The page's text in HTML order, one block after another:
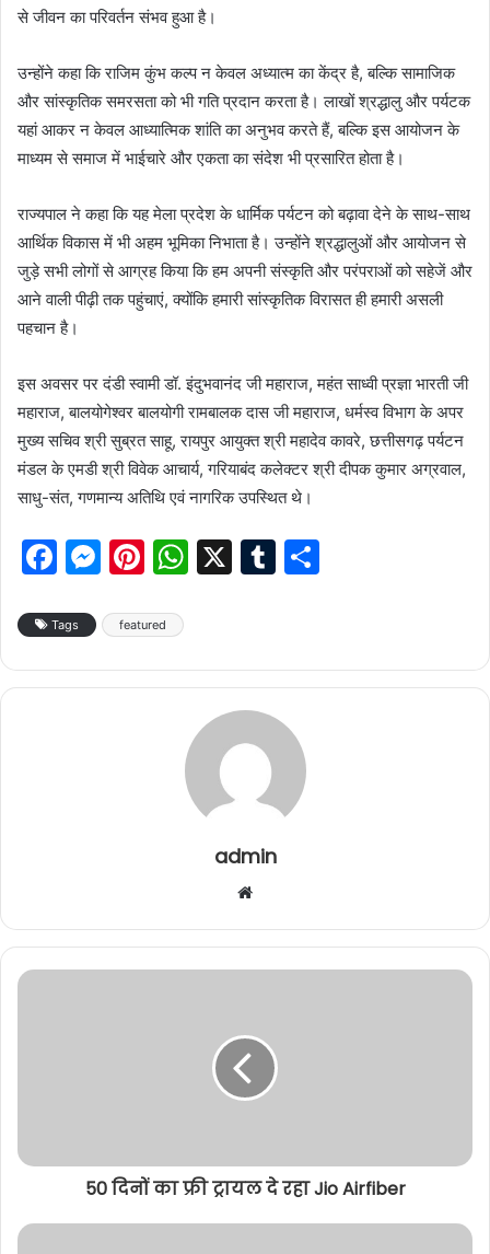
से जीवन का परिवर्तन संभव हुआ है।
उन्होंने कहा कि राजिम कुंभ कल्प न केवल अध्यात्म का केंद्र है, बल्कि सामाजिक
और सांस्कृतिक समरसता को भी गति प्रदान करता है। लाखों श्रद्धालु और पर्यटक
यहां आकर न केवल आध्यात्मिक शांति का अनुभव करते हैं, बल्कि इस आयोजन के
माध्यम से समाज में भाईचारे और एकता का संदेश भी प्रसारित होता है।
राज्यपाल ने कहा कि यह मेला प्रदेश के धार्मिक पर्यटन को बढ़ावा देने के साथ-साथ
आर्थिक विकास में भी अहम भूमिका निभाता है। उन्होंने श्रद्धालुओं और आयोजन से
जुड़े सभी लोगों से आग्रह किया कि हम अपनी संस्कृति और परंपराओं को सहेजें और
आने वाली पीढ़ी तक पहुंचाएं, क्योंकि हमारी सांस्कृतिक विरासत ही हमारी असली
पहचान है।
इस अवसर पर दंडी स्वामी डॉ. इंदुभवानंद जी महाराज, महंत साध्वी प्रज्ञा भारती जी
महाराज, बालयोगेश्वर बालयोगी रामबालक दास जी महाराज, धर्मस्व विभाग के अपर
मुख्य सचिव श्री सुब्रत साहू, रायपुर आयुक्त श्री महादेव कावरे, छत्तीसगढ़ पर्यटन
मंडल के एमडी श्री विवेक आचार्य, गरियाबंद कलेक्टर श्री दीपक कुमार अग्रवाल,
साधु-संत, गणमान्य अतिथि एवं नागरिक उपस्थित थे।
F
c
e
b
M
s
s
e
Pi
er
e
st
W
s
A
p
X
T
bl
r
e
Tags featured
admin
b
s
e
50 दिनों का फ्री ट्रायल दे रहा Jio Airfiber